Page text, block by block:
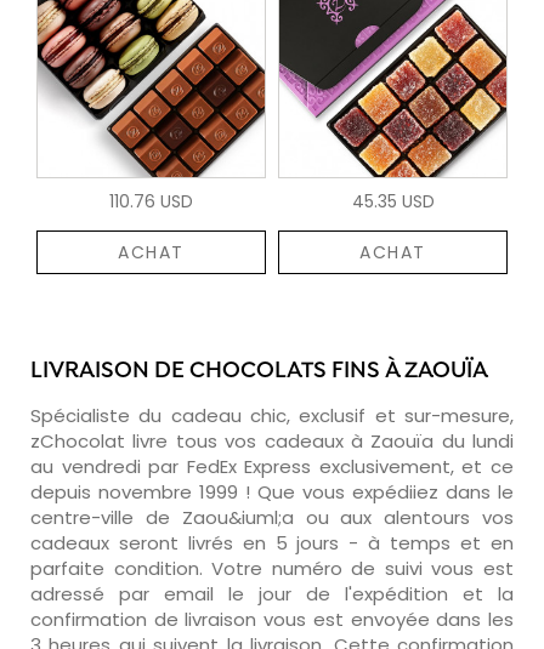
110.76 USD
ACHAT
45.35 USD
ACHAT
LIVRAISON DE CHOCOLATS FINS À ZAOUÏA
Spécialiste du cadeau chic, exclusif et sur-mesure,
zChocolat livre tous vos cadeaux à Zaouïa du lundi
au vendredi par FedEx Express exclusivement, et ce
depuis novembre 1999 ! Que vous expédiiez dans le
centre-ville de Zaou&iuml;a ou aux alentours vos
cadeaux seront livrés en 5 jours - à temps et en
parfaite condition. Votre numéro de suivi vous est
adressé par email le jour de l'expédition et la
confirmation de livraison vous est envoyée dans les